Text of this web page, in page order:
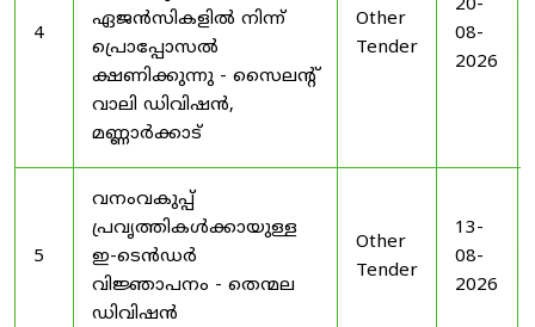
4
ഏജൻസികളിൽ നിന്ന്
പ്രൊപ്പോസൽ
ക്ഷണിക്കുന്നു - സൈലന്റ്
വാലി ഡിവിഷൻ,
മണ്ണാർക്കാട്
Other
Tender
20-
08-
2026
5
വനംവകുപ്പ്
പ്രവൃത്തികൾക്കായുള്ള
ഇ-ടെൻഡർ
വിജ്ഞാപനം - തെന്മല
ഡിവിഷൻ
Other
Tender
13-
08-
2026